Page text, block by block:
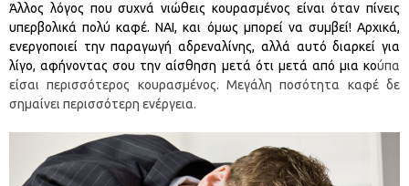
Άλλος λόγος που συχνά νιώθεις κουρασμένος είναι όταν πίνεις
υπερβολικά πολύ καφέ. ΝΑΙ, και όμως μπορεί να συμβεί! Αρχικά,
ενεργοποιεί την παραγωγή αδρεναλίνης, αλλά αυτό διαρκεί για
λίγο, αφήνοντας σου την αίσθηση μετά ότι μετά από μια κούπα
είσαι περισσότερος κουρασμένος. Μεγάλη ποσότητα καφέ δε
σημαίνει περισσότερη ενέργεια.